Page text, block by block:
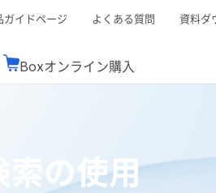
ガイドページ よくある質問 資料ダ
Box製品セミナー
外部からの評価
携
（次世代のシステムを考えるコミュ
クラウドストレージ
Boxオンライン購入
索の使用